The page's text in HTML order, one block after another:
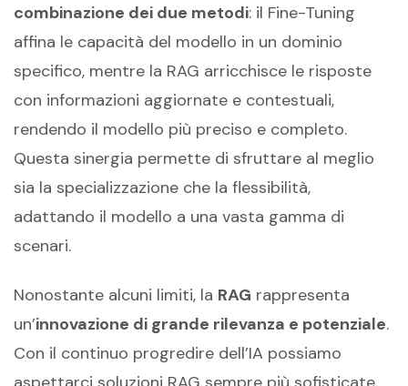
combinazione dei due metodi: il Fine-Tuning
affina le capacità del modello in un dominio
specifico, mentre la RAG arricchisce le risposte
con informazioni aggiornate e contestuali,
rendendo il modello più preciso e completo.
Questa sinergia permette di sfruttare al meglio
sia la specializzazione che la flessibilità,
adattando il modello a una vasta gamma di
scenari.
Nonostante alcuni limiti, la RAG rappresenta
un’innovazione di grande rilevanza e potenziale.
Con il continuo progredire dell’IA possiamo